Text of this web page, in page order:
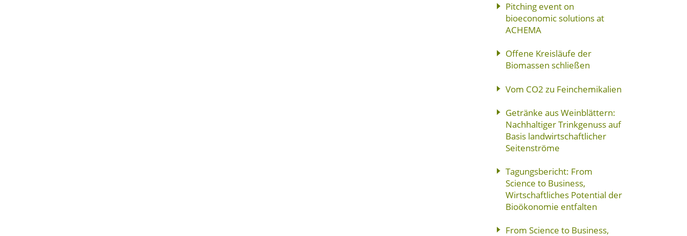
Pitching event on
bioeconomic solutions at
ACHEMA
Offene Kreisläufe der
Biomassen schließen
Vom CO2 zu Feinchemikalien
Getränke aus Weinblättern:
Nachhaltiger Trinkgenuss auf
Basis landwirtschaftlicher
Seitenströme
Tagungsbericht: From
Science to Business,
Wirtschaftliches Potential der
Bioökonomie entfalten
From Science to Business,